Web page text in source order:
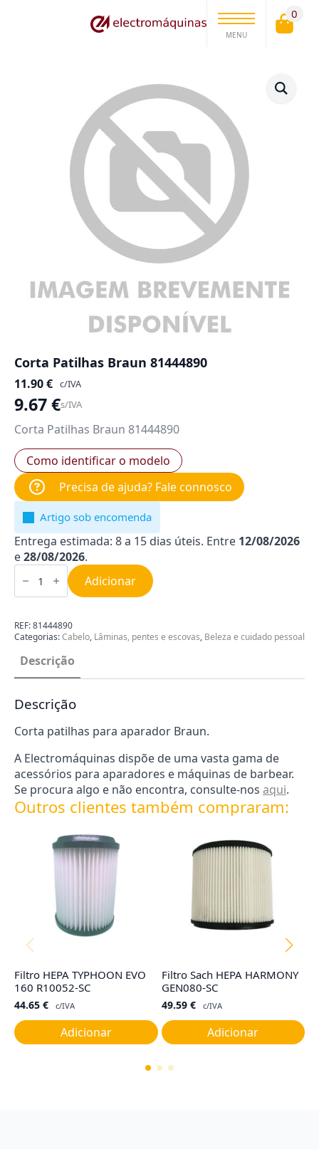
MENU
0
Corta Patilhas Braun 81444890
11.90€ c/IVA
9.67€s/IVA
Corta Patilhas Braun 81444890
Como identificar o modelo
Precisa de ajuda? Fale connosco
Artigo sob encomenda
Entrega estimada: 8 a 15 dias úteis. Entre 12/08/2026
e28/08/2026.
Quantidade
de
Patilhas
81444890
Adicionar
REF:81444890
Categorias:Cabelo, Lâminas, pentes e escovas, Beleza e cuidado pessoal
Descrição
Descrição
Corta patilhas para aparador Braun.
A Electromáquinas dispõe de uma vasta gama de
acessórios para aparadores e máquinas de barbear.
Se procura algo e não encontra, consulte-nos aqui.
Outros clientes também compraram:
Filtro HEPA TYPHOON EVO
160 R10052-SC
44.65 € c/IVA
Adicionar
Filtro Sach HEPA HARMONY
GEN080-SC
49.59 € c/IVA
Adicionar